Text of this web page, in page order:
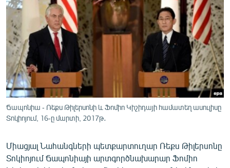
ՄԻՋԱԶԳԱՅԻՆ
ՄՇԱԿՈՒՅԹ
ՍՊՈՐՏ
ՄԵԿՆԱԲԱՆՈՒԹՅՈՒՆ
ՏՏ ԵՒ ԻՆՏԵՐՆԵՏ
ԱՐԽԻՎ
ԲԱՆԱՎԵՃ
Ճապոնիա - Ռեքս Թիլերսոնի և Ֆոմիո Կիշիդայի համատեղ ասուլիսը
Տոկիոյում, 16-ը մարտի, 2017թ․
Միացյալ Նահանգների պետքարտուղար Ռեքս Թիլերսոնը
Տոկիոյում Ճապոնիայի արտգործնախարար Ֆոմիո